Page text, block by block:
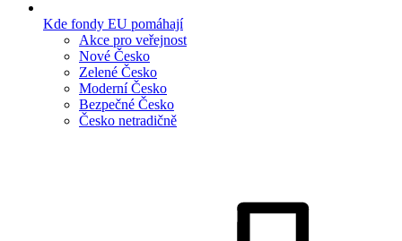
Kde fondy EU pomáhají
Akce pro veřejnost
Nové Česko
Zelené Česko
Moderní Česko
Bezpečné Česko
Česko netradičně